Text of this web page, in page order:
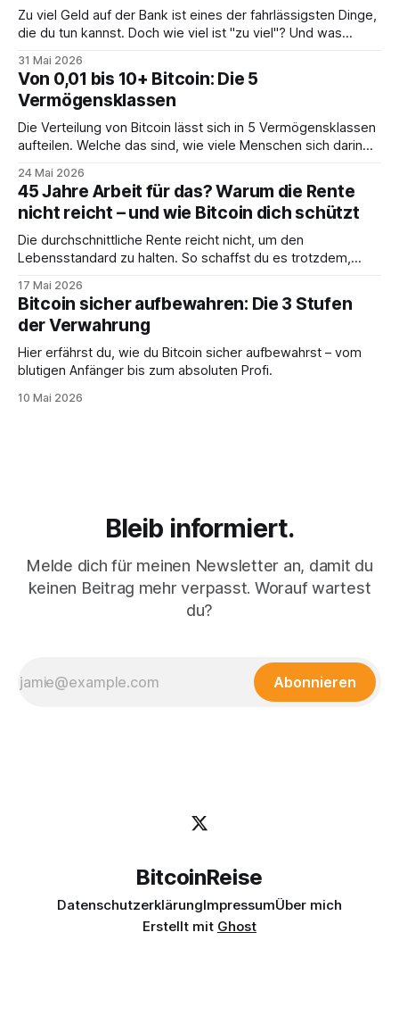
Zu viel Geld auf der Bank ist eines der fahrlässigsten Dinge,
die du tun kannst. Doch wie viel ist "zu viel"? Und was
31 Mai 2026
Von 0,01 bis 10+ Bitcoin: Die 5
Vermögensklassen
Die Verteilung von Bitcoin lässt sich in 5 Vermögensklassen
aufteilen. Welche das sind, wie viele Menschen sich darin
24 Mai 2026
45 Jahre Arbeit für das? Warum die Rente
nicht reicht – und wie Bitcoin dich schützt
Die durchschnittliche Rente reicht nicht, um den
Lebensstandard zu halten. So schaffst du es trotzdem,
17 Mai 2026
Bitcoin sicher aufbewahren: Die 3 Stufen
der Verwahrung
Hier erfährst du, wie du Bitcoin sicher aufbewahrst – vom
blutigen Anfänger bis zum absoluten Profi.
10 Mai 2026
Bleib informiert.
Melde dich für meinen Newsletter an, damit du
keinen Beitrag mehr verpasst. Worauf wartest
du?
Abonnieren
BitcoinReise
DatenschutzerklärungImpressumÜber mich
Erstellt mit Ghost